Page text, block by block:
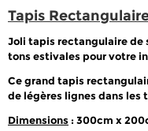
Tapis
Joli tapis rectangulaire de
tons estivales pour votre
Ce grand tapis
de légères lignes dans les
Dimensions : 300cm x